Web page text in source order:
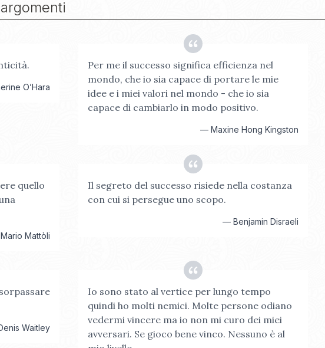
O’Hara
Per me il successo significa efficienza nel
mondo, che io sia capace di portare le mie
idee e i miei valori nel mondo - che io sia
capace di cambiarlo in modo positivo.
— Maxine Hong Kingston
quello
Mario Mattòli
Il segreto del successo risiede nella costanza
con cui si persegue uno scopo.
— Benjamin Disraeli
Waitley
Io sono stato al vertice per lungo tempo
quindi ho molti nemici. Molte persone odiano
vedermi vincere ma io non mi curo dei miei
avversari. Se gioco bene vinco. Nessuno è al